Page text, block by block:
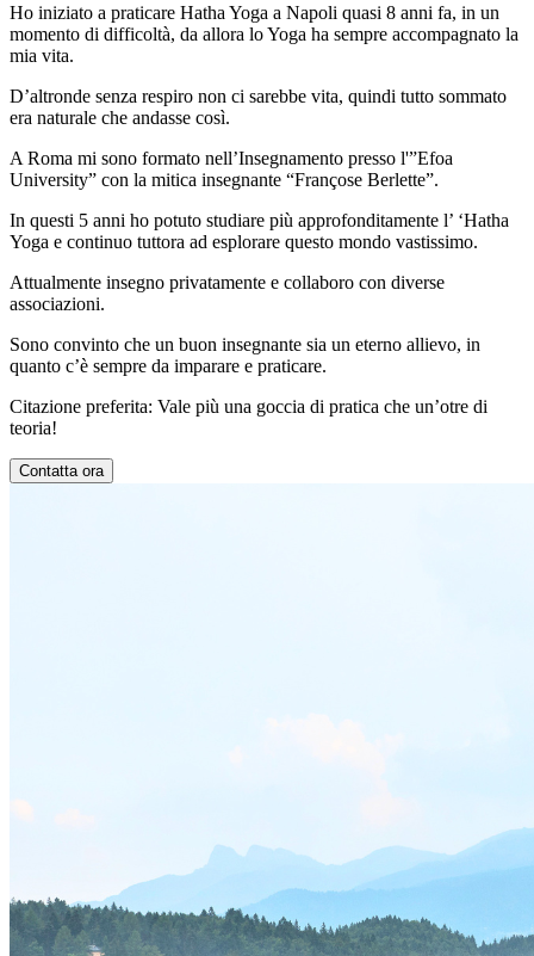
Ho iniziato a praticare Hatha Yoga a Napoli quasi 8 anni fa, in un
momento di difficoltà, da allora lo Yoga ha sempre accompagnato la
mia vita.
D’altronde senza respiro non ci sarebbe vita, quindi tutto sommato
era naturale che andasse così.
A Roma mi sono formato nell’Insegnamento presso l'”Efoa
University” con la mitica insegnante “Françose Berlette”.
In questi 5 anni ho potuto studiare più approfonditamente l’ ‘Hatha
Yoga e continuo tuttora ad esplorare questo mondo vastissimo.
Attualmente insegno privatamente e collaboro con diverse
associazioni.
Sono convinto che un buon insegnante sia un eterno allievo, in
quanto c’è sempre da imparare e praticare.
Citazione preferita: Vale più una goccia di pratica che un’otre di
teoria!
Contatta ora